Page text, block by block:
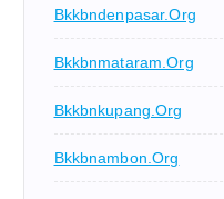
Bkkbndenpasar.org
Bkkbnmataram.org
Bkkbnkupang.org
Bkkbnambon.org